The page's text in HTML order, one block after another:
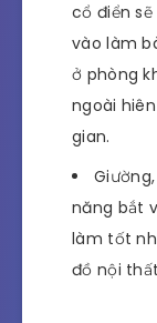
cổ điển
vào làm
ở phòng
ngoài
gian.
năng bắt
làm tốt
đồ nội